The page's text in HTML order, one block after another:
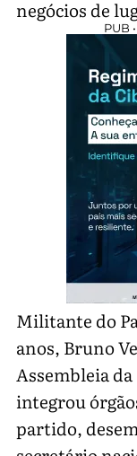
negócios de
PUB
Militante do
anos, Bruno
Assembleia
integrou
partido,